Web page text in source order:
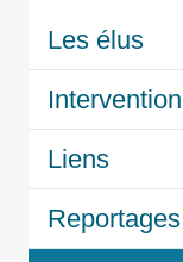
Les élus
Liens